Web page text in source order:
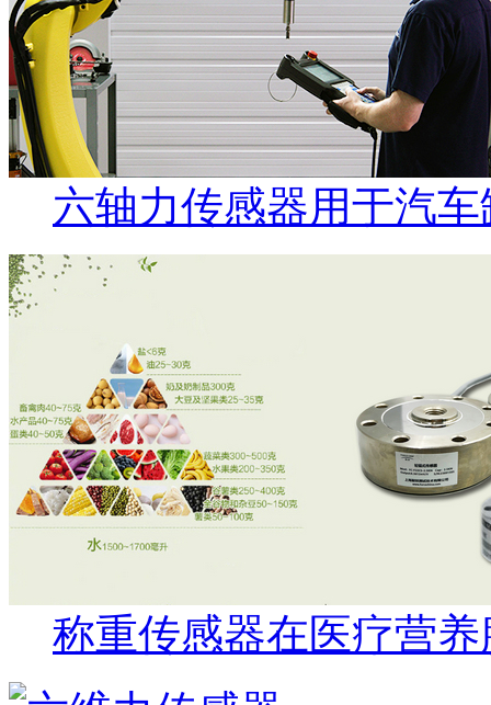
六轴力传感器用于汽
称重传感器在医疗营